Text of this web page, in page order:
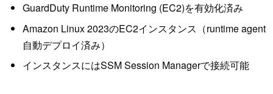
GuardDuty Runtime Monitoring (EC2)を有効化済み
Amazon Linux 2023のEC2インスタンス（runtime agent
自動デプロイ済み）
インスタンスにはSSM Session Managerで接続可能